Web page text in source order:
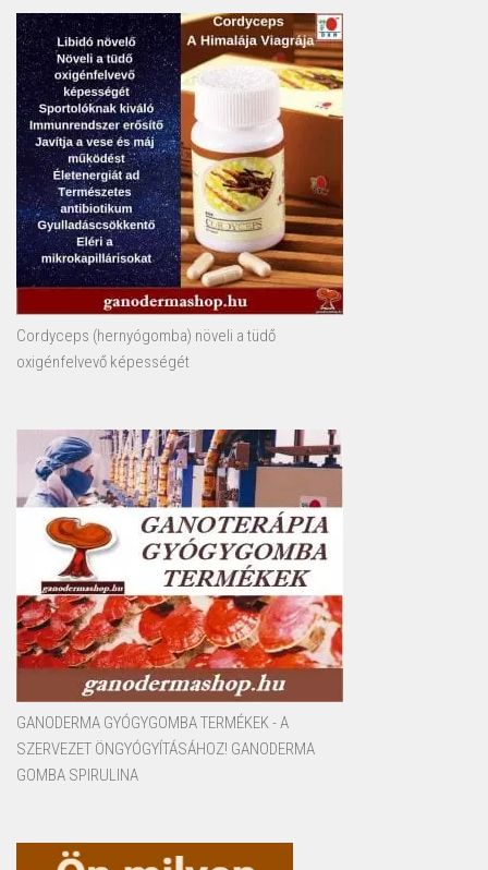
Cordyceps (hernyógomba) növeli a tüdő
oxigénfelvevő képességét
GANODERMA GYÓGYGOMBA TERMÉKEK - A
SZERVEZET ÖNGYÓGYÍTÁSÁHOZ! GANODERMA
GOMBA SPIRULINA